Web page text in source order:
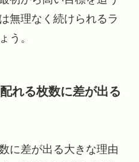
無理なく続けられるラ
う。
れる枚数に差が出る
に差が出る大きな理由